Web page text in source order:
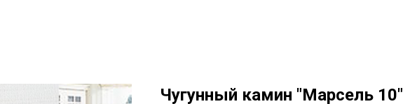
Чугунный камин "Марсель 10"